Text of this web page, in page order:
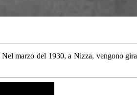
marzo del 1930, a Nizza, vengono